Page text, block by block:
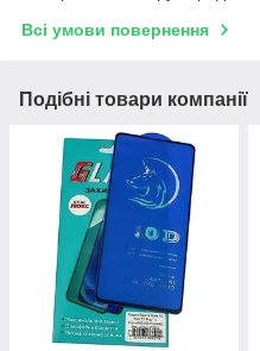
Всі умови повернення
Подібні товари компанії